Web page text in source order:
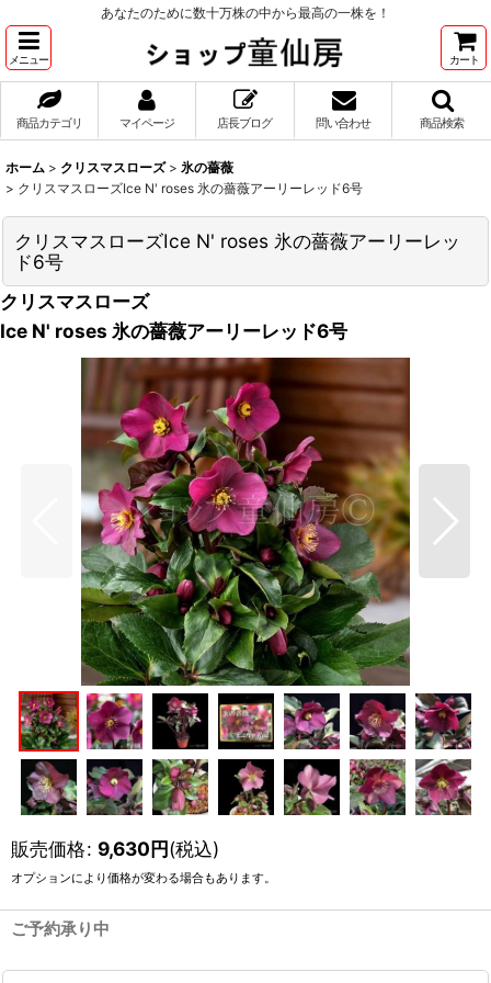
あなたのために数十万株の中から最高の一株を！
メニュー カート
商品カテゴリ マイページ 店長ブログ 問い合わせ 商品検索
ホーム > クリスマスローズ > 氷の薔薇
> クリスマスローズIce N' roses 氷の薔薇アーリーレッド6号
クリスマスローズIce N' roses 氷の薔薇アーリーレッ
ド6号
クリスマスローズ
Ice N' roses 氷の薔薇アーリーレッド6号
販売価格: 9,630円(税込)
オプションにより価格が変わる場合もあります。
ご予約承り中